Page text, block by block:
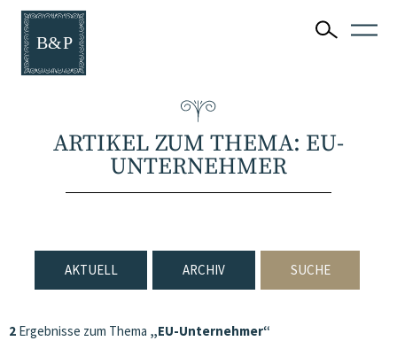
ARTIKEL ZUM THEMA: EU-
UNTERNEHMER
AKTUELL ARCHIV SUCHE
2 Ergebnisse zum Thema „EU-Unternehmer“